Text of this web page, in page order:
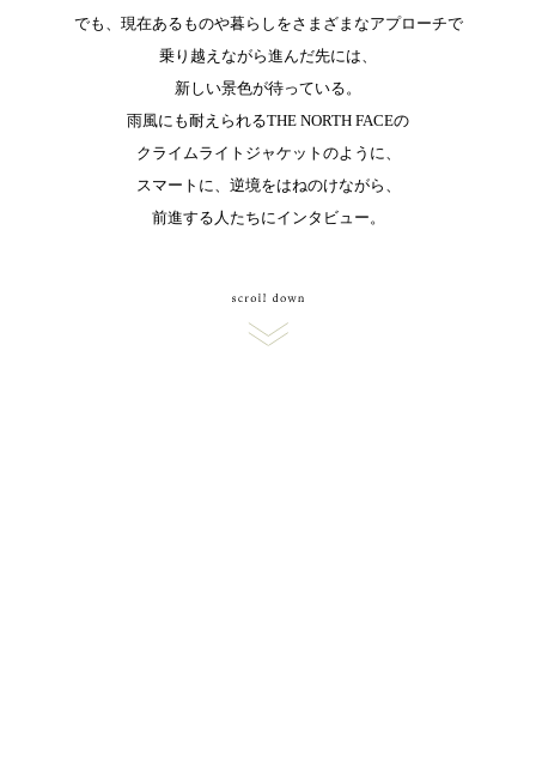
でも、現在あるものや暮らしをさまざまなアプローチで
乗り越えながら進んだ先には、
新しい景色が待っている。
雨風にも耐えられるTHE NORTH FACEの
クライムライトジャケットのように、
スマートに、逆境をはねのけながら、
前進する人たちにインタビュー。